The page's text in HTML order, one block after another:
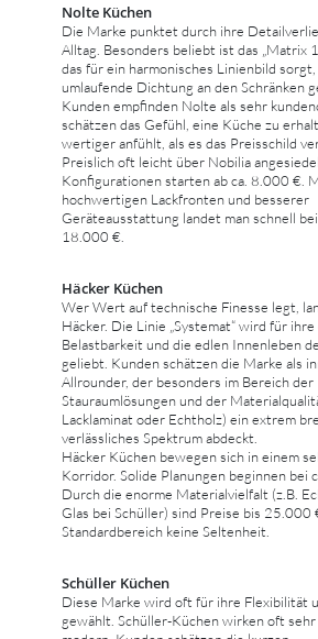
Nolte Küchen
Die Marke punktet durch ihre
Alltag. Besonders beliebt ist das „Matrix
das für ein harmonisches Linienbild
umlaufende Dichtung an den Schränken
Kunden empfinden Nolte als sehr
schätzen das Gefühl, eine Küche zu
wertiger anfühlt, als es das Preisschild
Preislich oft leicht über Nobilia
Konfigurationen starten ab ca. 8.000 €.
hochwertigen Lackfronten und besserer
Geräteausstattung landet man schnell
18.000 €.
Häcker Küchen
Wer Wert auf technische Finesse legt,
Häcker. Die Linie „Systemat“ wird für
Belastbarkeit und die edlen Innenleben
geliebt. Kunden schätzen die Marke als
Allrounder, der besonders im Bereich der
Stauraumlösungen und der
Lacklaminat oder Echtholz) ein extrem
verlässliches Spektrum abdeckt.
Häcker Küchen bewegen sich in einem
Korridor. Solide Planungen beginnen bei
Durch die enorme Materialvielfalt (z.B.
Glas bei Schüller) sind Preise bis 25.000
Standardbereich keine Seltenheit.
Schüller Küchen
Diese Marke wird oft für ihre Flexibilität
gewählt. Schüller-Küchen wirken oft